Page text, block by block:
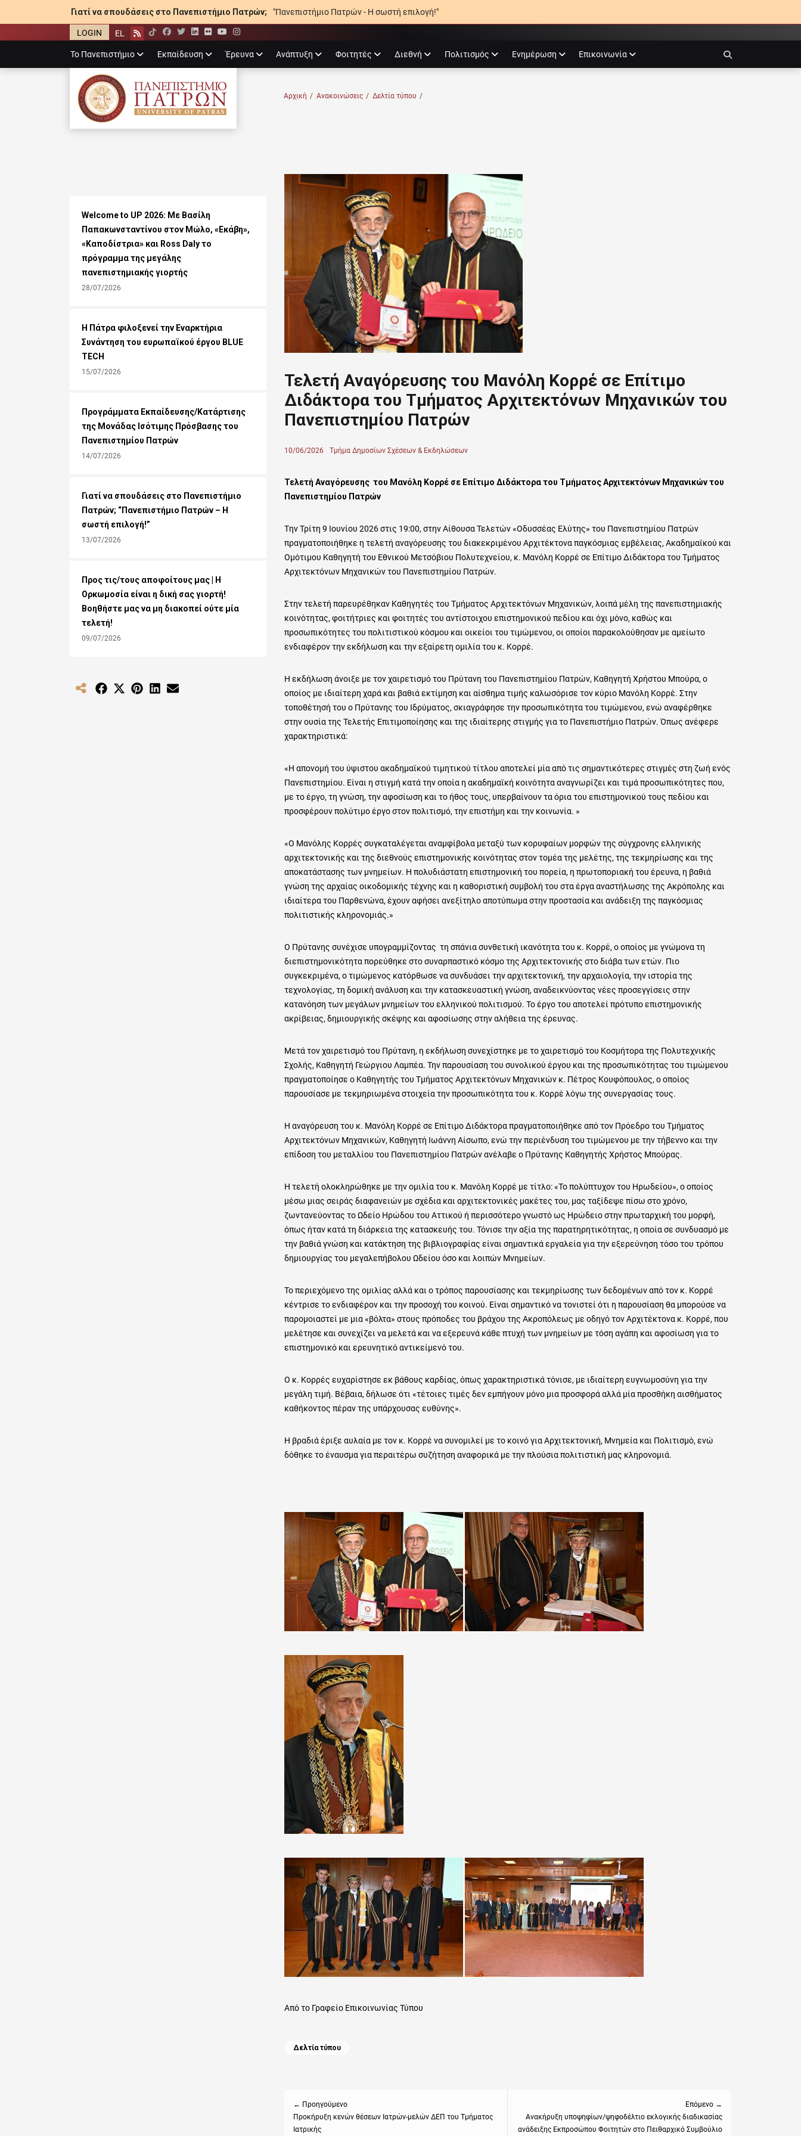
Γιατί να σπουδάσεις στο Πανεπιστήμιο Πατρών; "Πανεπιστήμιο Πατρών - Η σωστή επιλογή!"
LOGIN EL Rss Facebook
Twitter
LinkedIn
Flickr
YouTube
Instagram
menu
Το Πανεπιστήμιο Εκπαίδευση Έρευνα Ανάπτυξη Φοιτητές Διεθνή Πολιτισμός Ενημέρωση Επικοινωνία
ΠΑΝΕΠΙΣΤΉΜΙΟ ΠΑΤΡΏΝ
Αρχική / Ανακοινώσεις / Δελτία τύπου /
Τελετή Αναγόρευσης του Μανόλη Κορρέ σε Επίτιμο
Διδάκτορα του Τμήματος Αρχιτεκτόνων Μηχανικών του
Πανεπιστημίου Πατρών
Posted
10/06/2026 Author
Τμήμα Δημοσίων Σχέσεων & Εκδηλώσεων
Τελετή Αναγόρευσης του Μανόλη Κορρέ σε Επίτιμο Διδάκτορα του Τμήματος Αρχιτεκτόνων Μηχανικών του
Πανεπιστημίου Πατρών
Tην Τρίτη 9 Ιουνίου 2026 στις 19:00, στην Αίθουσα Τελετών «Οδυσσέας Ελύτης» του Πανεπιστημίου Πατρών
πραγματοποιήθηκε η τελετή αναγόρευσης του διακεκριμένου Αρχιτέκτονα παγκόσμιας εμβέλειας, Ακαδημαϊκού και
Ομότιμου Καθηγητή του Εθνικού Μετσόβιου Πολυτεχνείου, κ. Μανόλη Κορρέ σε Επίτιμο Διδάκτορα του Τμήματος
Αρχιτεκτόνων Μηχανικών του Πανεπιστημίου Πατρών.
Στην τελετή παρευρέθηκαν Καθηγητές του Τμήματος Αρχιτεκτόνων Μηχανικών, λοιπά μέλη της πανεπιστημιακής
κοινότητας, φοιτήτριες και φοιτητές του αντίστοιχου επιστημονικού πεδίου και όχι μόνο, καθώς και
προσωπικότητες του πολιτιστικού κόσμου και οικείοι του τιμώμενου, οι οποίοι παρακολούθησαν με αμείωτο
ενδιαφέρον την εκδήλωση και την εξαίρετη ομιλία του κ. Κορρέ.
Η εκδήλωση άνοιξε με τον χαιρετισμό του Πρύτανη του Πανεπιστημίου Πατρών, Καθηγητή Χρήστου Μπούρα, ο
οποίος με ιδιαίτερη χαρά και βαθιά εκτίμηση και αίσθημα τιμής καλωσόρισε τον κύριο Μανόλη Κορρέ. Στην
τοποθέτησή του ο Πρύτανης του Ιδρύματος, σκιαγράφησε την προσωπικότητα του τιμώμενου, ενώ αναφέρθηκε
στην ουσία της Τελετής Επιτιμοποίησης και της ιδιαίτερης στιγμής για το Πανεπιστήμιο Πατρών. Όπως ανέφερε
χαρακτηριστικά:
«Η απονομή του ύψιστου ακαδημαϊκού τιμητικού τίτλου αποτελεί μία από τις σημαντικότερες στιγμές στη ζωή ενός
Πανεπιστημίου. Είναι η στιγμή κατά την οποία η ακαδημαϊκή κοινότητα αναγνωρίζει και τιμά προσωπικότητες που,
με το έργο, τη γνώση, την αφοσίωση και το ήθος τους, υπερβαίνουν τα όρια του επιστημονικού τους πεδίου και
προσφέρουν πολύτιμο έργο στον πολιτισμό, την επιστήμη και την κοινωνία. »
«Ο Μανόλης Κορρές συγκαταλέγεται αναμφίβολα μεταξύ των κορυφαίων μορφών της σύγχρονης ελληνικής
αρχιτεκτονικής και της διεθνούς επιστημονικής κοινότητας στον τομέα της μελέτης, της τεκμηρίωσης και της
αποκατάστασης των μνημείων. Η πολυδιάστατη επιστημονική του πορεία, η πρωτοποριακή του έρευνα, η βαθιά
γνώση της αρχαίας οικοδομικής τέχνης και η καθοριστική συμβολή του στα έργα αναστήλωσης της Ακρόπολης και
ιδιαίτερα του Παρθενώνα, έχουν αφήσει ανεξίτηλο αποτύπωμα στην προστασία και ανάδειξη της παγκόσμιας
πολιτιστικής κληρονομιάς.»
Ο Πρύτανης συνέχισε υπογραμμίζοντας τη σπάνια συνθετική ικανότητα του κ. Κορρέ, ο οποίος με γνώμονα τη
διεπιστημονικότητα πορεύθηκε στο συναρπαστικό κόσμο της Αρχιτεκτονικής στο διάβα των ετών. Πιο
συγκεκριμένα, ο τιμώμενος κατόρθωσε να συνδυάσει την αρχιτεκτονική, την αρχαιολογία, την ιστορία της
τεχνολογίας, τη δομική ανάλυση και την κατασκευαστική γνώση, αναδεικνύοντας νέες προσεγγίσεις στην
κατανόηση των μεγάλων μνημείων του ελληνικού πολιτισμού. Το έργο του αποτελεί πρότυπο επιστημονικής
ακρίβειας, δημιουργικής σκέψης και αφοσίωσης στην αλήθεια της έρευνας.
Μετά τον χαιρετισμό του Πρύτανη, η εκδήλωση συνεχίστηκε με το χαιρετισμό του Κοσμήτορα της Πολυτεχνικής
Σχολής, Καθηγητή Γεώργιου Λαμπέα. Την παρουσίαση του συνολικού έργου και της προσωπικότητας του τιμώμενου
πραγματοποίησε ο Καθηγητής του Τμήματος Αρχιτεκτόνων Μηχανικών κ. Πέτρος Κουφόπουλος, ο οποίος
παρουσίασε με τεκμηριωμένα στοιχεία την προσωπικότητα του κ. Κορρέ λόγω της συνεργασίας τους.
Η αναγόρευση του κ. Μανόλη Κορρέ σε Επίτιμο Διδάκτορα πραγματοποιήθηκε από τον Πρόεδρο του Τμήματος
Αρχιτεκτόνων Μηχανικών, Καθηγητή Ιωάννη Αίσωπο, ενώ την περιένδυση του τιμώμενου με την τήβεννο και την
επίδοση του μεταλλίου του Πανεπιστημίου Πατρών ανέλαβε ο Πρύτανης Καθηγητής Χρήστος Μπούρας.
Η τελετή ολοκληρώθηκε με την ομιλία του κ. Μανόλη Κορρέ με τίτλο: «Το πολύπτυχον του Ηρωδείου», ο οποίος
μέσω μιας σειράς διαφανειών με σχέδια και αρχιτεκτονικές μακέτες του, μας ταξίδεψε πίσω στο χρόνο,
ζωντανεύοντας το Ωδείο Ηρώδου του Αττικού ή περισσότερο γνωστό ως Ηρώδειο στην πρωταρχική του μορφή,
όπως ήταν κατά τη διάρκεια της κατασκευής του. Τόνισε την αξία της παρατηρητικότητας, η οποία σε συνδυασμό με
την βαθιά γνώση και κατάκτηση της βιβλιογραφίας είναι σημαντικά εργαλεία για την εξερεύνηση τόσο του τρόπου
δημιουργίας του μεγαλεπήβολου Ωδείου όσο και λοιπών Μνημείων.
Το περιεχόμενο της ομιλίας αλλά και ο τρόπος παρουσίασης και τεκμηρίωσης των δεδομένων από τον κ. Κορρέ
κέντρισε το ενδιαφέρον και την προσοχή του κοινού. Είναι σημαντικό να τονιστεί ότι η παρουσίαση θα μπορούσε να
παρομοιαστεί με μια «βόλτα» στους πρόποδες του βράχου της Ακροπόλεως με οδηγό τον Αρχιτέκτονα κ. Κορρέ, που
μελέτησε και συνεχίζει να μελετά και να εξερευνά κάθε πτυχή των μνημείων με τόση αγάπη και αφοσίωση για το
επιστημονικό και ερευνητικό αντικείμενό του.
Ο κ. Κορρές ευχαρίστησε εκ βάθους καρδίας, όπως χαρακτηριστικά τόνισε, με ιδιαίτερη ευγνωμοσύνη για την
μεγάλη τιμή. Βέβαια, δήλωσε ότι «τέτοιες τιμές δεν εμπήγουν μόνο μια προσφορά αλλά μία προσθήκη αισθήματος
καθήκοντος πέραν της υπάρχουσας ευθύνης».
Η βραδιά έριξε αυλαία με τον κ. Κορρέ να συνομιλεί με το κοινό για Αρχιτεκτονική, Μνημεία και Πολιτισμό, ενώ
δόθηκε το έναυσμα για περαιτέρω συζήτηση αναφορικά με την πλούσια πολιτιστική μας κληρονομιά.
Από το Γραφείο Επικοινωνίας Τύπου
Categories
Δελτία τύπου
← Προηγούμενο
Previous
post:
Προκήρυξη κενών θέσεων Ιατρών-μελών ΔΕΠ του Τμήματος
Ιατρικής
Επόμενο →
Next
post:
Ανακήρυξη υποψηφίων/ψηφοδέλτιο εκλογικής διαδικασίας
ανάδειξης Εκπροσώπου Φοιτητών στο Πειθαρχικό Συμβούλιο
Welcome to UP 2026: Με Βασίλη
Παπακωνσταντίνου στον Μώλο, «Εκάβη»,
«Καποδίστρια» και Ross Daly το
πρόγραμμα της μεγάλης
πανεπιστημιακής γιορτής
28/07/2026
Η Πάτρα φιλοξενεί την Εναρκτήρια
Συνάντηση του ευρωπαϊκού έργου BLUE
TECH
15/07/2026
Προγράμματα Εκπαίδευσης/Κατάρτισης
της Μονάδας Ισότιμης Πρόσβασης του
Πανεπιστημίου Πατρών
14/07/2026
Γιατί να σπουδάσεις στο Πανεπιστήμιο
Πατρών; “Πανεπιστήμιο Πατρών – Η
σωστή επιλογή!”
13/07/2026
Προς τις/τους αποφοίτους μας | Η
Ορκωμοσία είναι η δική σας γιορτή!
Βοηθήστε μας να μη διακοπεί ούτε μία
τελετή!
09/07/2026
Share Share Share Share